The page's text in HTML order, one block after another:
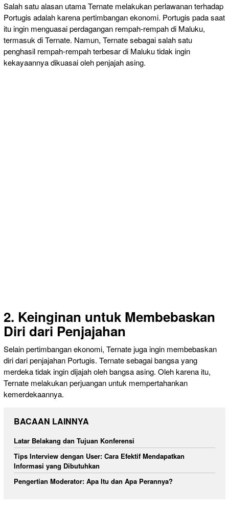
Salah satu alasan utama Ternate melakukan perlawanan terhadap
Portugis adalah karena pertimbangan ekonomi. Portugis pada saat
itu ingin menguasai perdagangan rempah-rempah di Maluku,
termasuk di Ternate. Namun, Ternate sebagai salah satu
penghasil rempah-rempah terbesar di Maluku tidak ingin
kekayaannya dikuasai oleh penjajah asing.
2. Keinginan untuk Membebaskan
Diri dari Penjajahan
Selain pertimbangan ekonomi, Ternate juga ingin membebaskan
diri dari penjajahan Portugis. Ternate sebagai bangsa yang
merdeka tidak ingin dijajah oleh bangsa asing. Oleh karena itu,
Ternate melakukan perjuangan untuk mempertahankan
kemerdekaannya.
BACAAN LAINNYA
Latar Belakang dan Tujuan Konferensi
Tips Interview dengan User: Cara Efektif Mendapatkan
Informasi yang Dibutuhkan
Pengertian Moderator: Apa Itu dan Apa Perannya?